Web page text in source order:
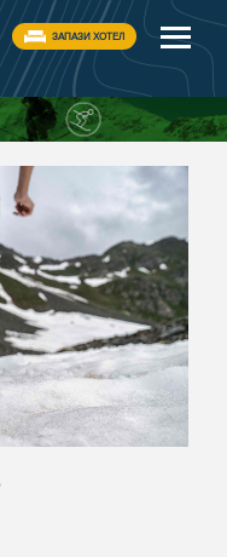
ЗАПАЗИ ХОТЕЛ